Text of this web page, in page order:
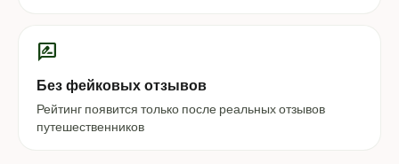
rate_review
Без фейковых отзывов
Рейтинг появится только после реальных отзывов
путешественников